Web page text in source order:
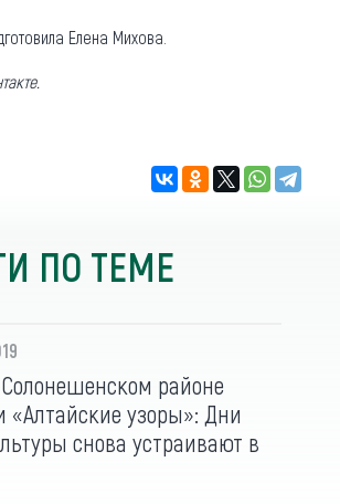
Елена Михова.
ПО ТЕМЕ
районе
«Алтайские узоры»: Дни
снова устраивают в